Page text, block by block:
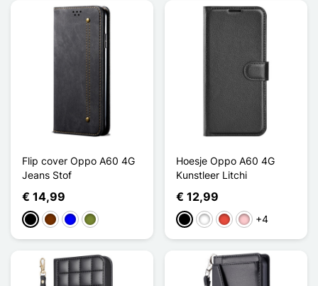
Flip cover Oppo A60 4G
Jeans Stof
€ 14,99
ZwartKoffieBlauwKhaki
Hoesje Oppo A60 4G
Kunstleer Litchi
€ 12,99
ZwartWit RoodRoze+4